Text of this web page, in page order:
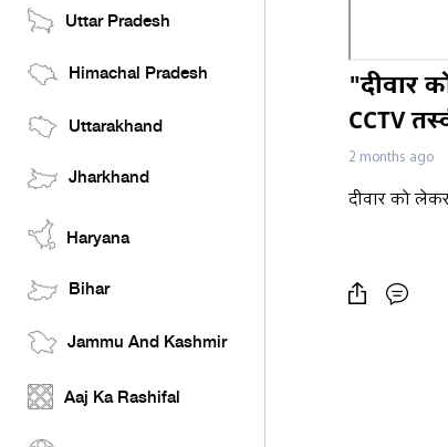
Uttar Pradesh
Himachal Pradesh
Uttarakhand
Jharkhand
Haryana
Bihar
Jammu And Kashmir
Aaj Ka Rashifal
"दीवार
CCTV
2 months ago
दीवार को